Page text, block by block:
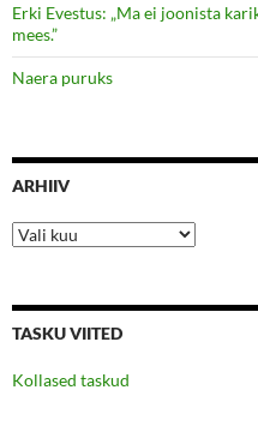
Erki Evestus: „Ma ei joonista
mees.”
Naera puruks
ARHIIV
Arhiiv
TASKU VIITED
Kollased taskud